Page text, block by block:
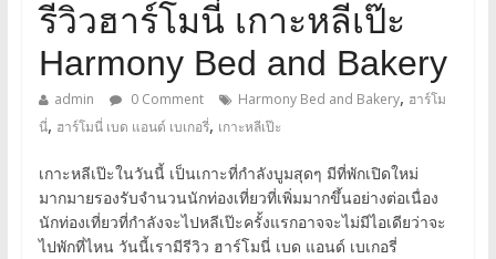
รีวิวฮาร์โมนี่ เกาะหลีเป๊ะ
Harmony Bed and Bakery
admin 0 Comment Harmony Bed and Bakery, ฮาร์โม
นี่, ฮาร์โมนี่ เบด แอนด์ เบเกอรี่, เกาะหลีเป๊ะ
เกาะหลีเป๊ะในวันนี้ เป็นเกาะที่กำลังบูมสุดๆ มีที่พักเปิดใหม่
มากมายรองรับจำนวนนักท่องเที่ยวที่เพิ่มมากขึ้นอย่างต่อเนื่อง
นักท่องเที่ยวที่กำลังจะไปหลีเป๊ะครั้งแรกอาจจะไม่มีไอเดียว่าจะ
ไปพักที่ไหน วันนี้เรามีรีวิว ฮาร์โมนี่ เบด แอนด์ เบเกอรี่